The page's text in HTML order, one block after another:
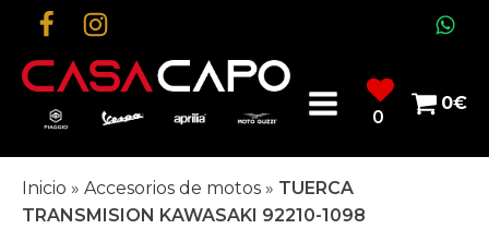
0
0€
Inicio » Accesorios de motos » TUERCA
TRANSMISION KAWASAKI 92210-1098